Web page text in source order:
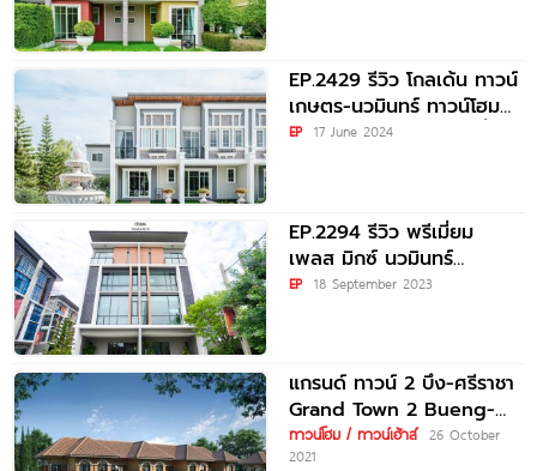
EP.2429 รีวิว โกลเด้น ทาวน์
เกษตร-นวมินทร์ ทาวน์โฮม
ใหม่ 4 ห้องนอน ใกล้จุดขึ้น-
EP 17 June 2024
EP.2294 รีวิว พรีเมี่ยม
เพลส มิกซ์ นวมินทร์
Premium Place Mix
EP 18 September 2023
แกรนด์ ทาวน์ 2 บึง-ศรีราชา
Grand Town 2 Bueng-
Sriracha
ทาวน์โฮม / ทาวน์เฮ้าส์ 26 October
2021